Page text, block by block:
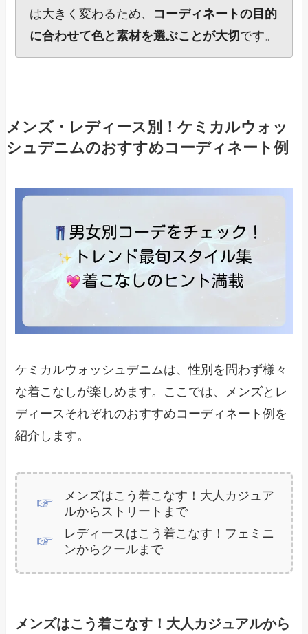
は大きく変わるため、 コーディネートの目的
に合わせて色と素材を選ぶことが大切 です。
メンズ・レディース別！ケミカルウォッ
シュデニムのおすすめコーディネート例
ケミカルウォッシュデニムは、性別を問わず様々
な着こなしが楽しめます。ここでは、メンズとレ
ディースそれぞれのおすすめコーディネート例を
紹介します。
メンズはこう着こなす！大人カジュア
ルからストリートまで
レディースはこう着こなす！フェミニ
ンからクールまで
メンズはこう着こなす！大人カジュアルから